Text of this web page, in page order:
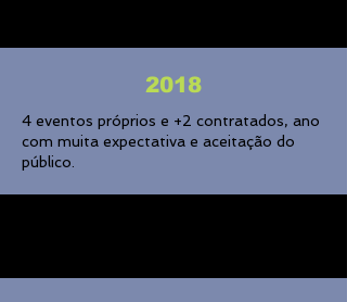
2018
4 eventos próprios e +2 contratados, ano
com muita expectativa e aceitação do
público.